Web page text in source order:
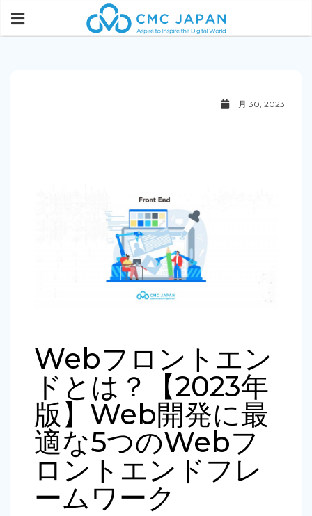
1月 30, 2023
Webフロントエン
ドとは？【2023年
版】Web開発に最
適な5つのWebフ
ロントエンドフレ
ームワーク